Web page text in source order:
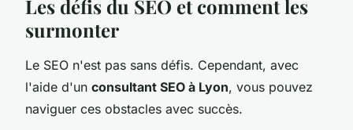
Les défis du SEO et comment les
surmonter
Le SEO n'est pas sans défis. Cependant, avec
l'aide d'un consultant SEO à Lyon, vous pouvez
naviguer ces obstacles avec succès.